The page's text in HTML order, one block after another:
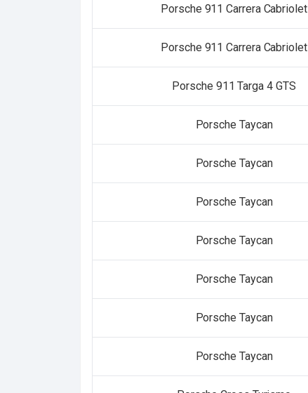
Porsche 911 Carrera Cabriolet
Porsche 911 Carrera Cabriolet
Porsche 911 Targa 4 GTS
Porsche Taycan
Porsche Taycan
Porsche Taycan
Porsche Taycan
Porsche Taycan
Porsche Taycan
Porsche Taycan